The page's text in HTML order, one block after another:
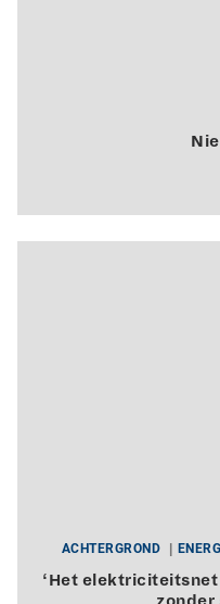
ACHTERGROND
‘Het